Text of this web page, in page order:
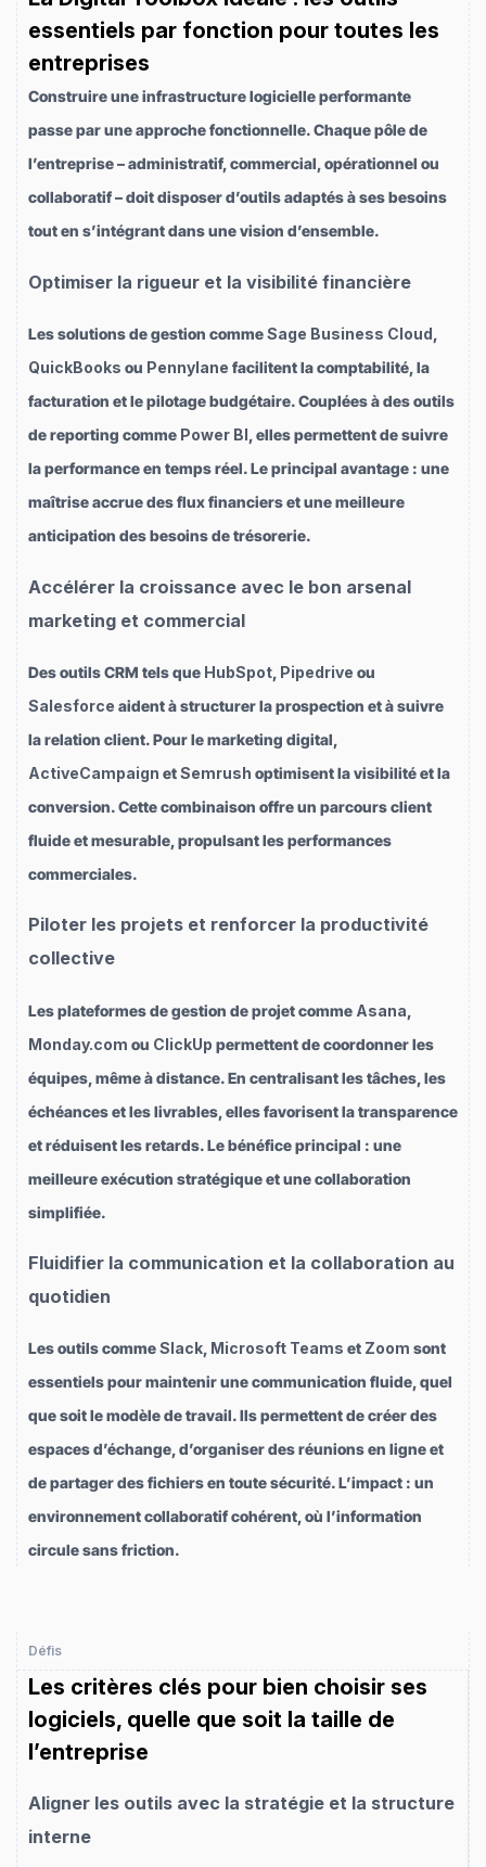
essentiels par fonction pour toutes les
entreprises
Construire une infrastructure logicielle performante
passe par une approche fonctionnelle. Chaque pôle de
l’entreprise – administratif, commercial, opérationnel ou
collaboratif – doit disposer d’outils adaptés à ses besoins
tout en s’intégrant dans une vision d’ensemble.
Optimiser la rigueur et la visibilité financière
Les solutions de gestion commeSage Business Cloud,
QuickBooks ou Pennylane facilitent la comptabilité, la
facturation et le pilotage budgétaire. Couplées à des outils
de reporting comme Power BI, elles permettent de suivre
la performance en temps réel. Le principal avantage : une
maîtrise accrue des flux financiers et une meilleure
anticipation des besoins de trésorerie.
Accélérer la croissance avec le bon arsenal
marketing et commercial
Des outils CRM tels que HubSpot, Pipedrive ou
Salesforce aident à structurer la prospection et à suivre
la relation client. Pour le marketing digital,
ActiveCampaign etSemrush optimisent la visibilité et la
conversion. Cette combinaison offre un parcours client
fluide et mesurable, propulsant les performances
commerciales.
Piloter les projets et renforcer la productivité
collective
Les plateformes de gestion de projet comme Asana,
Monday.com ou ClickUp permettent de coordonner les
équipes, même à distance. En centralisant les tâches, les
échéances et les livrables, elles favorisent la transparence
et réduisent les retards. Le bénéfice principal : une
meilleure exécution stratégique et une collaboration
simplifiée.
Fluidifier la communication et la collaboration au
quotidien
Les outils commeSlack, Microsoft Teams et Zoom sont
essentiels pour maintenir une communication fluide, quel
que soit le modèle de travail. Ils permettent de créer des
espaces d’échange, d’organiser des réunions en ligne et
de partager des fichiers en toute sécurité. L’impact : un
environnement collaboratif cohérent, où l’information
circule sans friction.
Défis
Les critères clés pour bien choisir ses
logiciels, quelle que soit la taille de
l’entreprise
Aligner les outils avec la stratégie et la structure
interne